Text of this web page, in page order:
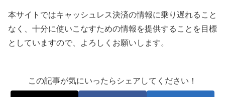
本サイトではキャッシュレス決済の情報に乗り遅れること
なく、十分に使いこなすための情報を提供することを目標
としていますので、よろしくお願いします。
この記事が気にいったらシェアしてください！